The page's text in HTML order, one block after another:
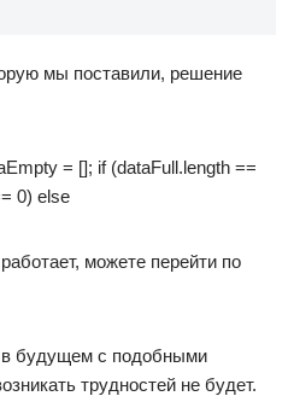
мы поставили, решение
= []; if (dataFull.length ==
0) else
можете перейти по
будущем с подобными
трудностей не будет.